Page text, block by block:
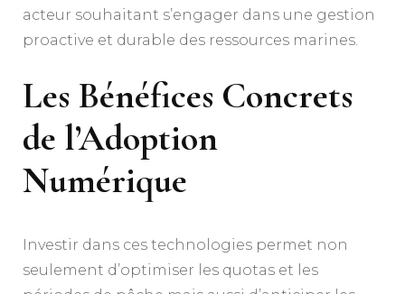
acteur souhaitant s’engager dans une gestion
proactive et durable des ressources marines.
Les Bénéfices Concrets
de l’Adoption
Numérique
Investir dans ces technologies permet non
seulement d’optimiser les quotas et les